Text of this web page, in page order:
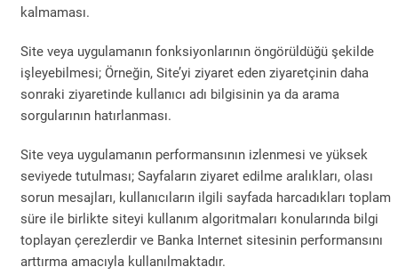
kalmaması.
Site veya uygulamanın fonksiyonlarının öngörüldüğü şekilde
işleyebilmesi; Örneğin, Site’yi ziyaret eden ziyaretçinin daha
sonraki ziyaretinde kullanıcı adı bilgisinin ya da arama
sorgularının hatırlanması.
Site veya uygulamanın performansının izlenmesi ve yüksek
seviyede tutulması; Sayfaların ziyaret edilme aralıkları, olası
sorun mesajları, kullanıcıların ilgili sayfada harcadıkları toplam
süre ile birlikte siteyi kullanım algoritmaları konularında bilgi
toplayan çerezlerdir ve Banka Internet sitesinin performansını
arttırma amacıyla kullanılmaktadır.